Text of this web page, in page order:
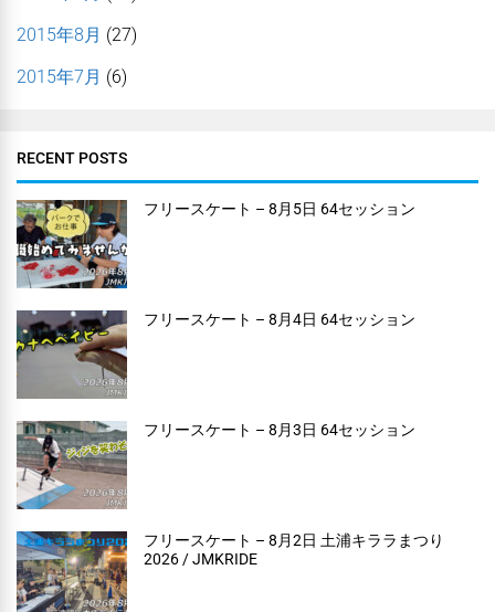
2015年8月 (27)
2015年7月 (6)
RECENT POSTS
フリースケート – 8月5日 64セッション
フリースケート – 8月4日 64セッション
フリースケート – 8月3日 64セッション
フリースケート – 8月2日 土浦キララまつり
2026 / JMKRIDE